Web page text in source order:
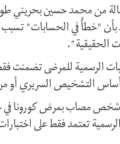
من محمد حسين بحريني
بأن "خطأً في الحسابات"
الحقيقية".
التشخيص السريري أو
ووفقًا لرسالته، فقد تم قبول أكثر من